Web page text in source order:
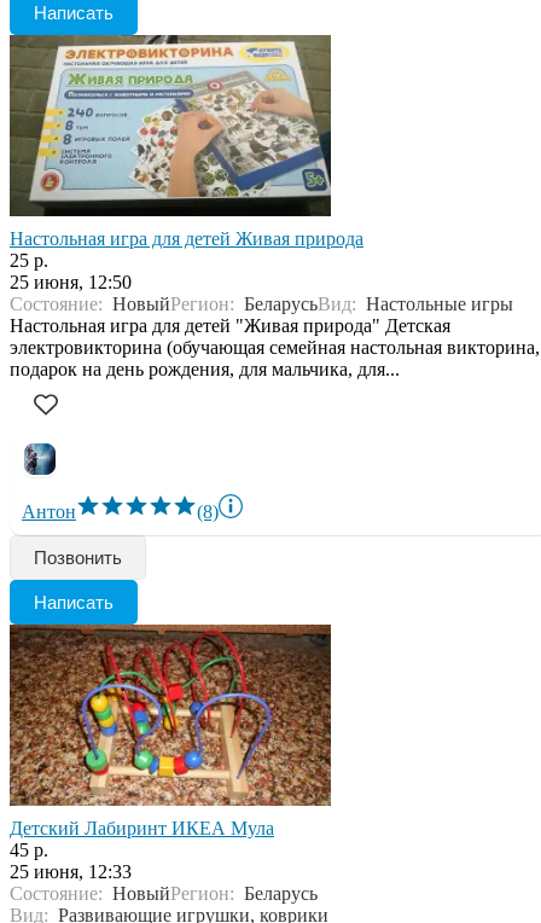
Написать
Настольная игра для детей Живая природа
25 р.
25 июня, 12:50
Состояние: НовыйРегион: БеларусьВид: Настольные игры
Настольная игра для детей "Живая природа" Детская
электровикторина (обучающая семейная настольная викторина,
подарок на день рождения, для мальчика, для...
Антон (8)
Позвонить
Написать
Детский Лабиринт ИКЕА Мула
45 р.
25 июня, 12:33
Состояние: НовыйРегион: Беларусь
Вид: Развивающие игрушки, коврики